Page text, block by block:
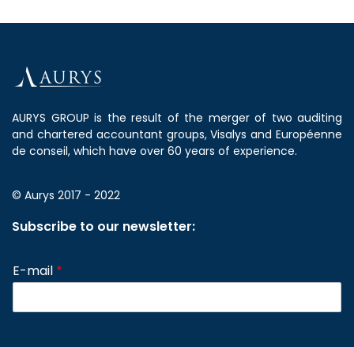
AURYS GROUP is the result of the merger of two auditing
and chartered accountant groups, Visalys and Européenne
de conseil, which have over 60 years of experience.
© Aurys 2017 - 2022
Subscribe to our newsletter:
E-mail *